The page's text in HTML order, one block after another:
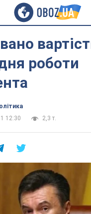
роботи
12:30
2,3 т.